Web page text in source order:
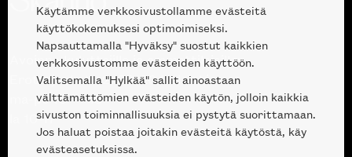
Avoinna kuluttajille ja ammattilaisille:
Erottajankatu 2, 00120 Helsinki
ma-pe 10 — 18
la 10-17
Käytämme verkkosivustollamme evästeitä
käyttökokemuksesi optimoimiseksi.
Napsauttamalla "Hyväksy" suostut kaikkien
verkkosivustomme evästeiden käyttöön.
Valitsemalla "Hylkää" sallit ainoastaan
välttämättömien evästeiden käytön, jolloin kaikkia
sivuston toiminnallisuuksia ei pystytä suorittamaan.
Jos haluat poistaa joitakin evästeitä käytöstä, käy
evästeasetuksissa.